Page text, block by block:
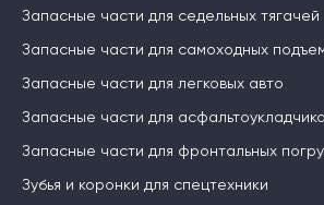
Запасные части для седельных тягачей
Запасные части для самоходных
Запасные части для легковых авто
Запасные части для
Запасные части для фронтальных
Зубья и коронки для спецтехники